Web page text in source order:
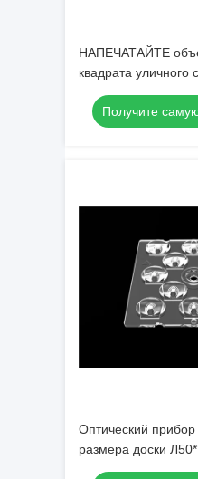
НАПЕЧАТАЙТЕ
квадрата уличного
оптику
освещения СИД
Получите
Оптический прибор
размера доски
объектива ТИПЭ3